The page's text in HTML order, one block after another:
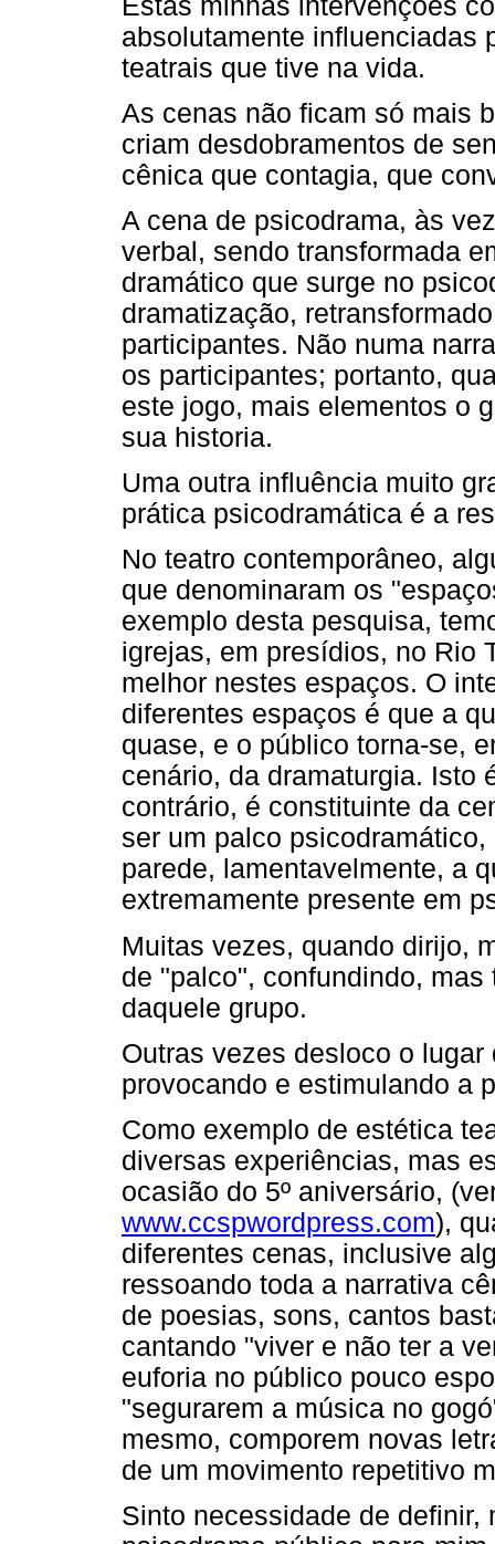
absolutamente influenciadas
teatrais que tive na vida.
As cenas não ficam só mais
criam desdobramentos de
cênica que contagia, que
A cena de psicodrama, às
verbal, sendo transformada
dramático que surge no
dramatização,
participantes. Não numa
os participantes; portanto,
este jogo, mais elementos o
sua historia.
Uma outra influência muito
prática psicodramática é a
No teatro contemporâneo,
que denominaram os
exemplo desta pesquisa,
igrejas, em presídios, no Rio
melhor nestes espaços. O
diferentes espaços é que a
quase, e o público torna-se,
cenário, da dramaturgia. Isto
contrário, é constituinte da
ser um palco
parede, lamentavelmente, a
extremamente presente em
Muitas vezes, quando dirijo,
de "palco", confundindo,
daquele grupo.
Outras vezes desloco o
provocando e estimulando a
Como exemplo de estética
diversas experiências, mas
ocasião do 5º aniversário,
www.ccspwordpress.com),
diferentes cenas, inclusive
ressoando toda a narrativa
de poesias, sons, cantos
cantando "viver e não ter a
euforia no público pouco
"segurarem a música no
mesmo, comporem novas
de um movimento repetitivo
Sinto necessidade de